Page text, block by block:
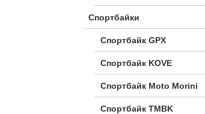
Спортбайки
Спортбайк GPX
Спортбайк KOVE
Спортбайк Moto Morini
Спортбайк TMBK